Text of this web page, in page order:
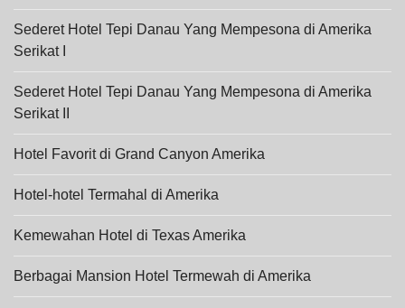
Sederet Hotel Tepi Danau Yang Mempesona di Amerika
Serikat I
Sederet Hotel Tepi Danau Yang Mempesona di Amerika
Serikat II
Hotel Favorit di Grand Canyon Amerika
Hotel-hotel Termahal di Amerika
Kemewahan Hotel di Texas Amerika
Berbagai Mansion Hotel Termewah di Amerika